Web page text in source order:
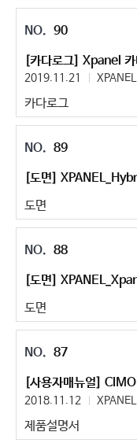
90
[카다로그] Xpanel
2019.11.21 XPANEL
카다로그
89
[도면]
도면
88
[도면]
도면
87
[사용자매뉴얼]
2018.11.12 XPANEL
제품설명서